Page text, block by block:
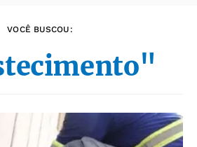
VOCÊ BUSCOU: